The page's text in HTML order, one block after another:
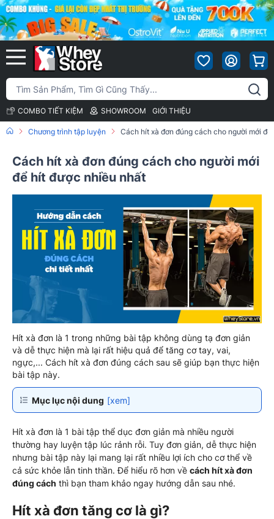
COMBO TIẾT KIỆM SHOWROOM GIỚI THIỆU
Chương trình tập luyện Cách hít xà đơn đúng cách cho người mới
Cách hít xà đơn đúng cách cho người mới
để hít được nhiều nhất
Hít xà đơn là 1 trong những bài tập không dùng tạ đơn giản
và dễ thực hiện mà lại rất hiệu quả để tăng cơ tay, vai,
ngực,... Cách hít xà đơn đúng cách sau sẽ giúp bạn thực hiện
bài tập này.
Mục lục nội dung [xem]
Hít xà đơn là 1 bài tập thể dục đơn giản mà nhiều người
thường hay luyện tập lúc rảnh rỗi. Tuy đơn giản, dễ thực hiện
nhưng bài tập này lại mang lại rất nhiều lợi ích cho cơ thể về
cả sức khỏe lẫn tinh thần. Để hiểu rõ hơn về cách hít xà đơn
đúng cách thì bạn tham khảo ngay hướng dẫn sau nhé.
Hít xà đơn tăng cơ là gì?